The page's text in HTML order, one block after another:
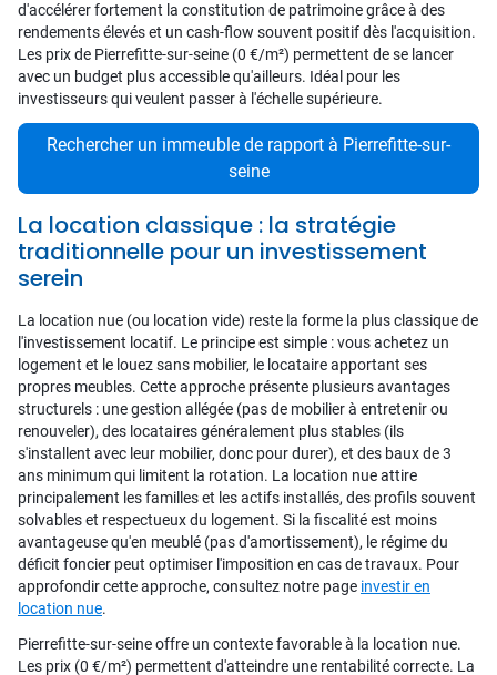
d'accélérer fortement la constitution de patrimoine grâce à des
rendements élevés et un cash-flow souvent positif dès l'acquisition.
Les prix de Pierrefitte-sur-seine (0 €/m²) permettent de se lancer
avec un budget plus accessible qu'ailleurs. Idéal pour les
investisseurs qui veulent passer à l'échelle supérieure.
Rechercher un immeuble de rapport à Pierrefitte-sur-
seine
La location classique : la stratégie
traditionnelle pour un investissement
serein
La location nue (ou location vide) reste la forme la plus classique de
l'investissement locatif. Le principe est simple : vous achetez un
logement et le louez sans mobilier, le locataire apportant ses
propres meubles. Cette approche présente plusieurs avantages
structurels : une gestion allégée (pas de mobilier à entretenir ou
renouveler), des locataires généralement plus stables (ils
s'installent avec leur mobilier, donc pour durer), et des baux de 3
ans minimum qui limitent la rotation. La location nue attire
principalement les familles et les actifs installés, des profils souvent
solvables et respectueux du logement. Si la fiscalité est moins
avantageuse qu'en meublé (pas d'amortissement), le régime du
déficit foncier peut optimiser l'imposition en cas de travaux. Pour
approfondir cette approche, consultez notre page investir en
location nue.
Pierrefitte-sur-seine offre un contexte favorable à la location nue.
Les prix (0 €/m²) permettent d'atteindre une rentabilité correcte. La